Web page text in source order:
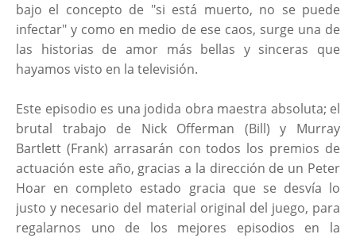
bajo el concepto de "si está muerto, no se puede
infectar" y como en medio de ese caos, surge una de
las historias de amor más bellas y sinceras que
hayamos visto en la televisión.
Este episodio es una jodida obra maestra absoluta; el
brutal trabajo de Nick Offerman (Bill) y Murray
Bartlett (Frank) arrasarán con todos los premios de
actuación este año, gracias a la dirección de un Peter
Hoar en completo estado gracia que se desvía lo
justo y necesario del material original del juego, para
regalarnos uno de los mejores episodios en la